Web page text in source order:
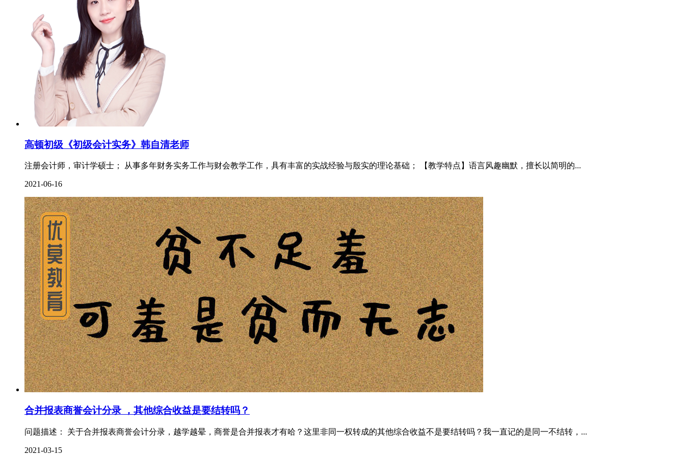
高顿初级《初级会计实务》韩自清老师
注册会计师，审计学硕士； 从事多年财务实务工作与财会教学工作，具有丰富的实战经验与殷实的理论基础； 【教学特点】语言风趣幽默，擅长以简明的...
2021-06-16
合并报表商誉会计分录 ，其他综合收益是要结转吗？
问题描述： 关于合并报表商誉会计分录，越学越晕，商誉是合并报表才有哈？这里非同一权转成的其他综合收益不是要结转吗？我一直记的是同一不结转，...
2021-03-15